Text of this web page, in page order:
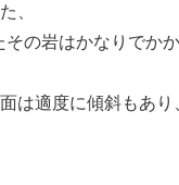
、
の岩はかなりでかか
は適度に傾斜もあり